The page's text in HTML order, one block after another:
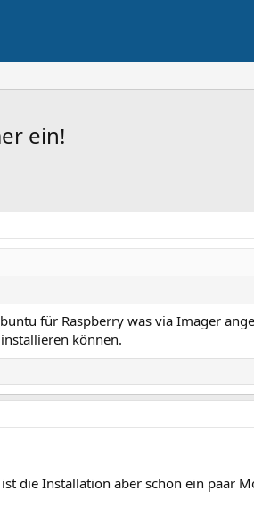
ein!
für Raspberry was via Imager
können.
die Installation aber schon ein paar